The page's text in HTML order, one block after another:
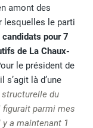
amont des
lesquelles le parti
pour 7
de La Chaux-
le président de
s’agit là d’une
du
figurait parmi mes
a maintenant 1